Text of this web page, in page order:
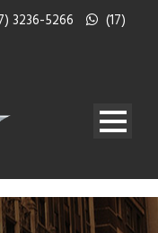
3236-5266 (17)